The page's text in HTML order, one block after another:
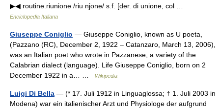
▶◀ routine.riunione /riu njone/ s.f. [der. di unione, col …
Enciclopedia Italiana
Giuseppe Coniglio — Giuseppe Coniglio, known as U poeta,
(Pazzano (RC), December 2, 1922 – Catanzaro, March 13, 2006),
was an Italian poet who wrote in Pazzanese, a variety of the
Calabrian dialect (language). Life Giuseppe Coniglio, born on 2
December 1922 in a… …
Wikipedia
Luigi Di Bella — (* 17. Juli 1912 in Linguaglossa; † 1. Juli 2003 in
Modena) war ein italienischer Arzt und Physiologe der aufgrund